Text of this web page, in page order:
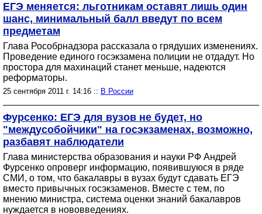
ЕГЭ меняется: льготникам оставят лишь один
шанс, минимальный балл введут по всем
предметам
Глава Рособрнадзора рассказала о грядуших изменениях.
Проведение единого госэкзамена полиции не отдадут. Но
простора для махинаций станет меньше, надеются
реформаторы.
25 сентября 2011 г. 14:16 :: В России
Фурсенко: ЕГЭ для вузов не будет, но
"междусобойчики" на госэкзаменах, возможно,
разбавят наблюдатели
Глава министерства образования и науки РФ Андрей
Фурсенко опроверг информацию, появившуюся в ряде
СМИ, о том, что бакалавры в вузах будут сдавать ЕГЭ
вместо привычных госэкзаменов. Вместе с тем, по
мнению министра, система оценки знаний бакалавров
нуждается в нововведениях.